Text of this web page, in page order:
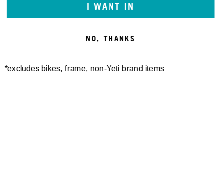
I WANT IN
NO, THANKS
*excludes bikes, frame, non-Yeti brand items